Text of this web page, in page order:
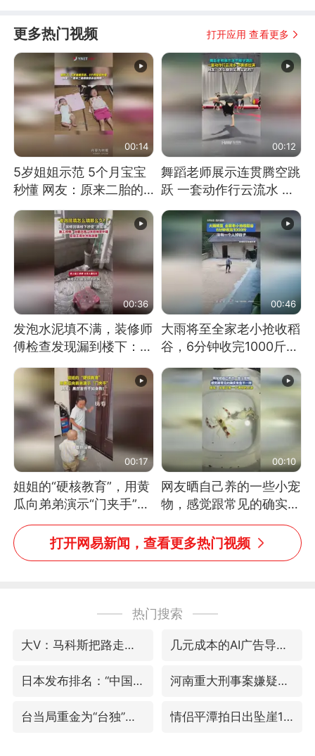
更多热门视频 打开应用 查看更多
00:14
5岁姐姐示范 5个月宝宝
秒懂 网友：原来二胎的
快乐长这样
00:12
舞蹈老师展示连贯腾空跳
跃 一套动作行云流水 节
奏感拉满 网友：怎么做
到又舞又武的？
00:36
发泡水泥填不满，装修师
傅检查发现漏到楼下：出
风口未延伸到外墙
00:46
大雨将至全家老小抢收稻
谷，6分钟收完1000斤，
没有一个人掉链子
00:17
姐姐的“硬核教育”，用黄
瓜向弟弟演示“门夹手”，
网友：果然言传不如身
教！
00:10
网友晒自己养的一些小宠
物，感觉跟常见的确实有
些不一样
打开网易新闻，查看更多热门视频
热门搜索
大V：马科斯把路走绝了 几元成本的AI广告导致千万市值蒸发
日本发布排名：“中国第一，美日德韩英法居后” 河南重大刑事案嫌疑人落网
台当局重金为“台独”织“皇帝新衣” 情侣平潭拍日出坠崖1死1伤